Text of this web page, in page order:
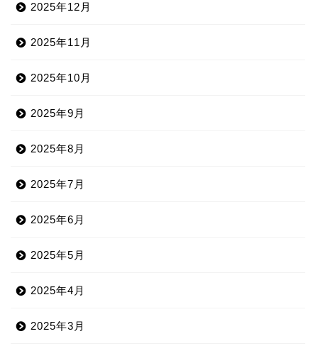
2025年12月
2025年11月
2025年10月
2025年9月
2025年8月
2025年7月
2025年6月
2025年5月
2025年4月
2025年3月